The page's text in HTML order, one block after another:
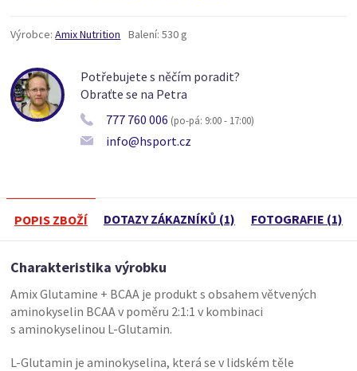
Výrobce: Amix Nutrition Balení: 530 g
Potřebujete s něčím poradit?
Obraťte se na Petra
777 760 006 (po-pá: 9:00 - 17:00)
info@hsport.cz
POPIS ZBOŽÍ DOTAZY ZÁKAZNÍKŮ (1) FOTOGRAFIE (1)
Charakteristika výrobku
Amix Glutamine + BCAA je produkt s obsahem větvených
aminokyselin BCAA v poměru 2:1:1 v kombinaci
s aminokyselinou L-Glutamin.
L-Glutamin je aminokyselina, která se v lidském těle